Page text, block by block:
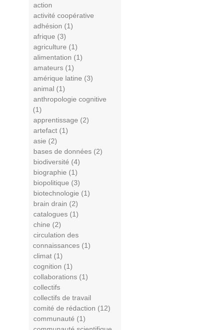
Appels à contributions
Instructions aux auteurs
Evenements
action
activité coopérative
adhésion (1)
afrique (3)
agriculture (1)
alimentation (1)
amateurs (1)
amérique latine (3)
animal (1)
anthropologie cognitive
(1)
apprentissage (2)
artefact (1)
asie (2)
bases de données (2)
biodiversité (4)
biographie (1)
biopolitique (3)
biotechnologie (1)
brain drain (2)
catalogues (1)
chine (2)
circulation des
connaissances (1)
climat (1)
cognition (1)
collaborations (1)
collectifs
collectifs de travail
comité de rédaction (12)
communauté (1)